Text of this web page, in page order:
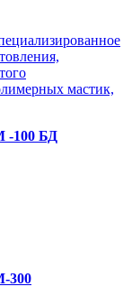
мастик,
-100 БД
300